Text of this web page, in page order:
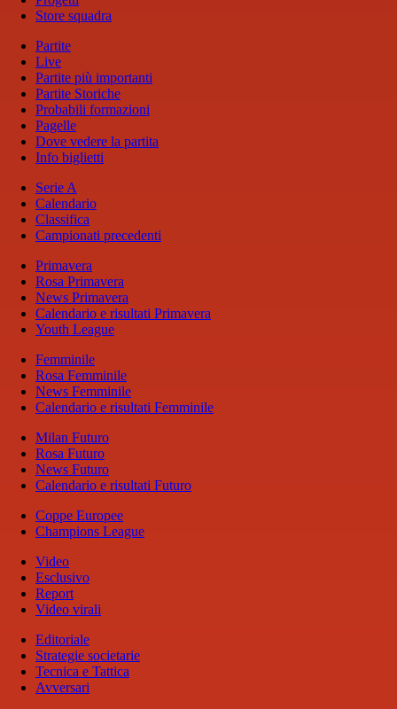
Store squadra
Partite
Live
Partite più importanti
Partite Storiche
Probabili formazioni
Pagelle
Dove vedere la partita
Info biglietti
Serie A
Calendario
Classifica
Campionati precedenti
Primavera
Rosa Primavera
News Primavera
Calendario e risultati Primavera
Youth League
Femminile
Rosa Femminile
News Femminile
Calendario e risultati Femminile
Milan Futuro
Rosa Futuro
News Futuro
Calendario e risultati Futuro
Coppe Europee
Champions League
Video
Esclusivo
Report
Video virali
Editoriale
Strategie societarie
Tecnica e Tattica
Avversari